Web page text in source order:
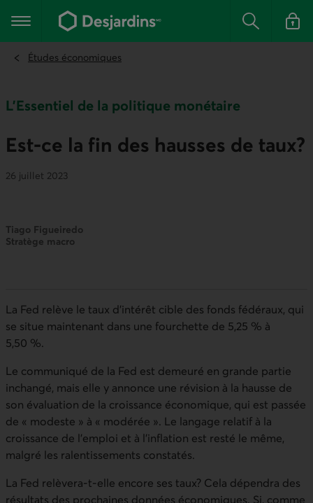
contenu
Menu principal Rechercher
Se
Études économiques
L'Essentiel de la politique monétaire
Est-ce la fin des hausses de taux?
26 juillet 2023
Tiago Figueiredo
Stratège macro
La Fed relève le taux d’intérêt cible des fonds fédéraux, qui
se situe maintenant dans une fourchette de 5,25 % à
5,50 %.
Le communiqué de la Fed est demeuré en grande partie
inchangé, mais elle y annonce une révision à la hausse de
son évaluation de la croissance économique, qui est passée
de « modeste » à « modérée ». Le langage relatif à la
croissance de l’emploi et à l’inflation est resté le même,
malgré les ralentissements constatés.
La Fed relèvera-t-elle encore ses taux? Cela dépendra des
résultats des prochaines données économiques. Si, comme